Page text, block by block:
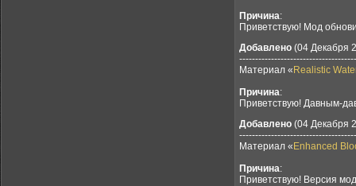
Причина:
Приветствую! Мод
Добавлено (04 Декабря
Материал « Realistic
Причина:
Приветствую! Давным-
Добавлено (04 Декабря
Материал « Enhanced
Причина:
Приветствую! Версия